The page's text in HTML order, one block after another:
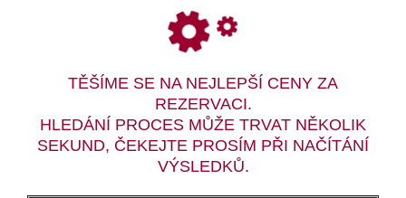
TĚŠÍME SE NA NEJLEPŠÍ CENY ZA
REZERVACI.
HLEDÁNÍ PROCES MŮŽE TRVAT NĚKOLIK
SEKUND, ČEKEJTE PROSÍM PŘI NAČÍTÁNÍ
VÝSLEDKŮ.